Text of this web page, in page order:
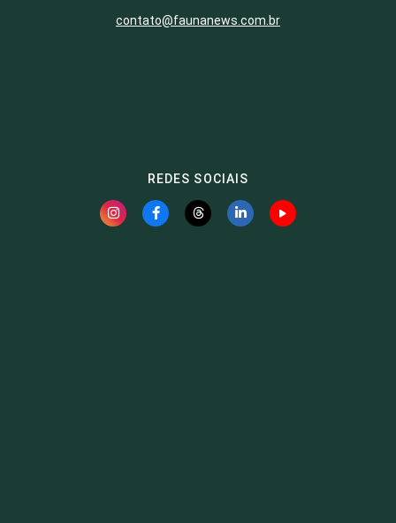
contato@faunanews.com.br
REDES SOCIAIS